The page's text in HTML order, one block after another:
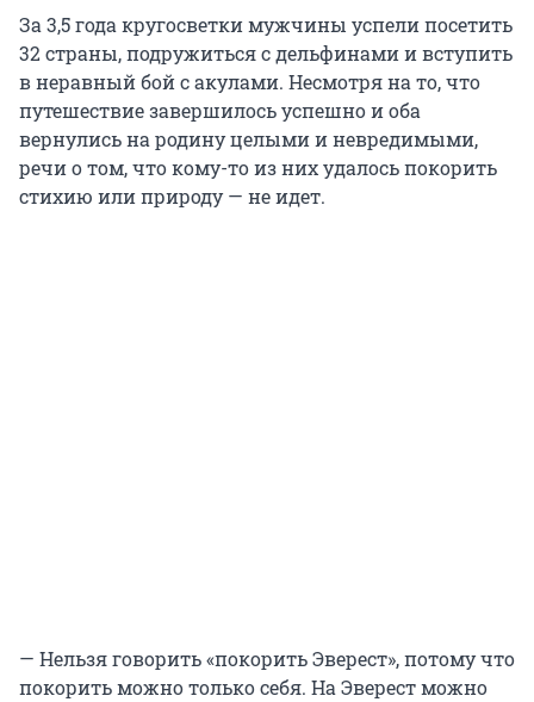
За 3,5 года кругосветки мужчины успели посетить
32 страны, подружиться с дельфинами и вступить
в неравный бой с акулами. Несмотря на то, что
путешествие завершилось успешно и оба
вернулись на родину целыми и невредимыми,
речи о том, что кому-то из них удалось покорить
стихию или природу — не идет.
— Нельзя говорить «покорить Эверест», потому что
покорить можно только себя. На Эверест можно